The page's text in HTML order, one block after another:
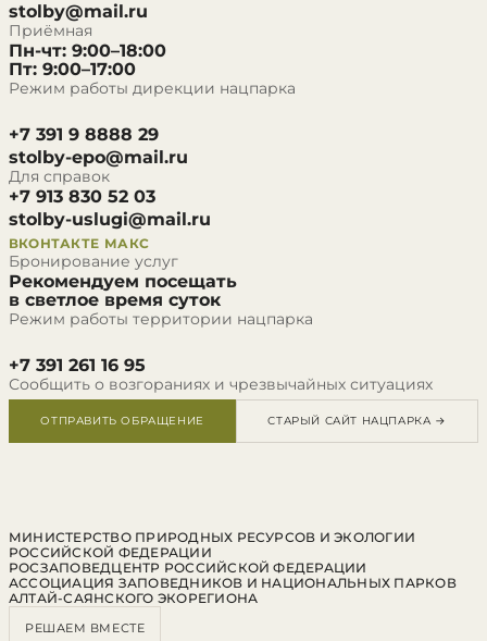
stolby@mail.ru
Приёмная
Пн-чт: 9:00–18:00
Пт: 9:00–17:00
Режим работы дирекции нацпарка
+7 391 9 8888 29
stolby-epo@mail.ru
Для справок
+7 913 830 52 03
stolby-uslugi@mail.ru
ВКОНТАКТЕ МАКС
Бронирование услуг
Рекомендуем посещать
в светлое время суток
Режим работы территории нацпарка
+7 391 261 16 95
Сообщить о возгораниях и чрезвычайных ситуациях
ОТПРАВИТЬ ОБРАЩЕНИЕ СТАРЫЙ САЙТ НАЦПАРКА →
МИНИСТЕРСТВО ПРИРОДНЫХ РЕСУРСОВ И ЭКОЛОГИИ
РОССИЙСКОЙ ФЕДЕРАЦИИ
РОСЗАПОВЕДЦЕНТР РОССИЙСКОЙ ФЕДЕРАЦИИ
АССОЦИАЦИЯ ЗАПОВЕДНИКОВ И НАЦИОНАЛЬНЫХ ПАРКОВ
АЛТАЙ-САЯНСКОГО ЭКОРЕГИОНА
РЕШАЕМ ВМЕСТЕ